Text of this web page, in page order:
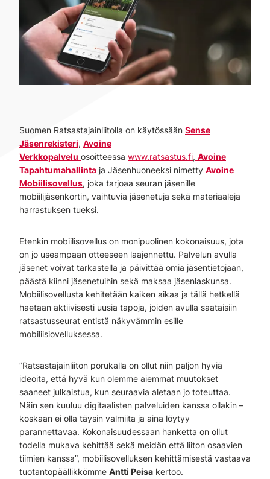
Suomen Ratsastajainliitolla on käytössään Sense
Jäsenrekisteri, Avoine
Verkkopalvelu osoitteessa www.ratsastus.fi, Avoine
Tapahtumahallinta ja Jäsenhuoneeksi nimetty Avoine
Mobiilisovellus, joka tarjoaa seuran jäsenille
mobiilijäsenkortin, vaihtuvia jäsenetuja sekä materiaaleja
harrastuksen tueksi.
Etenkin mobiilisovellus on monipuolinen kokonaisuus, jota
on jo useampaan otteeseen laajennettu. Palvelun avulla
jäsenet voivat tarkastella ja päivittää omia jäsentietojaan,
päästä kiinni jäsenetuihin sekä maksaa jäsenlaskunsa.
Mobiilisovellusta kehitetään kaiken aikaa ja tällä hetkellä
haetaan aktiivisesti uusia tapoja, joiden avulla saataisiin
ratsastusseurat entistä näkyvämmin esille
mobiliisiovelluksessa.
”Ratsastajainliiton porukalla on ollut niin paljon hyviä
ideoita, että hyvä kun olemme aiemmat muutokset
saaneet julkaistua, kun seuraavia aletaan jo toteuttaa.
Näin sen kuuluu digitaalisten palveluiden kanssa ollakin –
koskaan ei olla täysin valmiita ja aina löytyy
parannettavaa. Kokonaisuudessaan hanketta on ollut
todella mukava kehittää sekä meidän että liiton osaavien
tiimien kanssa”, mobiilisovelluksen kehittämisestä vastaava
tuotantopäällikkömme Antti Peisa kertoo.